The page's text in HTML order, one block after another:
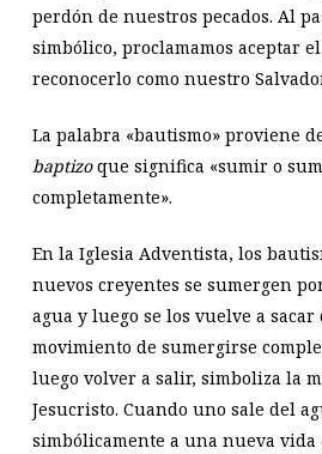
perdón de nuestros pecados. Al
simbólico, proclamamos aceptar
reconocerlo como nuestro
La palabra «bautismo» proviene
baptizoque significa «sumir o
completamente».
En la Iglesia Adventista, los
nuevos creyentes se sumergen
agua y luego se los vuelve a sacar
movimiento de sumergirse
luego volver a salir, simboliza la
Jesucristo. Cuando uno sale del
simbólicamente a una nueva vida